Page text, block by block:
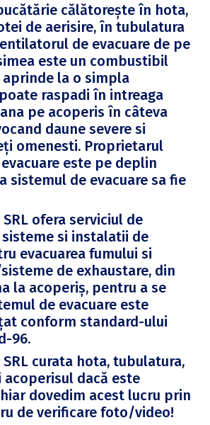
călătorește în hota,
de aerisire, în tubulatura
de evacuare de pe
este un combustibil
aprinde la o simpla
raspadi în intreaga
pe acoperis în câteva
daune severe si
omenesti. Proprietarul
este pe deplin
sistemul de evacuare sa fie
ofera serviciul de
si instalatii de
evacuarea fumului si
de exhaustare, din
la acoperiș, pentru a se
de evacuare este
conform standard-ului
96.
curata hota, tubulatura,
dacă este
dovedim acest lucru prin
de verificare foto/video!